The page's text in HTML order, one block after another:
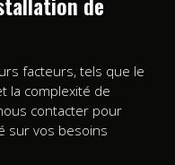
facteurs, tels que le
la complexité de
contacter pour
sur vos besoins